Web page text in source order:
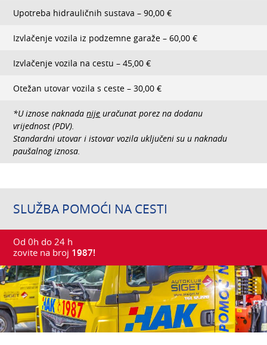
Upotreba hidrauličnih sustava – 90,00 €
Izvlačenje vozila iz podzemne garaže – 60,00 €
Izvlačenje vozila na cestu – 45,00 €
Otežan utovar vozila s ceste – 30,00 €
*U iznose naknadanije uračunat porez na dodanu
vrijednost (PDV).
Standardni utovar i istovar vozila uključeni su u naknadu
paušalnog iznosa.
SLUŽBA POMOĆI NA CESTI
Od 0h do 24 h
zovite na broj 1987!